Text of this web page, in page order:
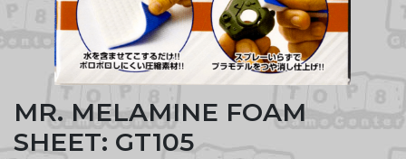
MR. MELAMINE FOAM
SHEET: GT105